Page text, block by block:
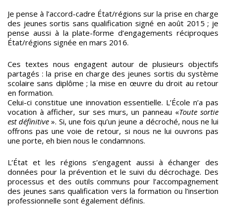
Je pense à l’accord-cadre État/régions sur la prise en charge
des jeunes sortis sans qualification signé en août 2015 ; je
pense aussi à la plate-forme d’engagements réciproques
État/régions signée en mars 2016.
Ces textes nous engagent autour de plusieurs objectifs
partagés : la prise en charge des jeunes sortis du système
scolaire sans diplôme ; la mise en œuvre du droit au retour
en formation.
Celui-ci constitue une innovation essentielle. L’École n’a pas
vocation à afficher, sur ses murs, un panneau «Toute sortie
est définitive ». Si, une fois qu’un jeune a décroché, nous ne lui
offrons pas une voie de retour, si nous ne lui ouvrons pas
une porte, eh bien nous le condamnons.
L’État et les régions s’engagent aussi à échanger des
données pour la prévention et le suivi du décrochage. Des
processus et des outils communs pour l’accompagnement
des jeunes sans qualification vers la formation ou l’insertion
professionnelle sont également définis.